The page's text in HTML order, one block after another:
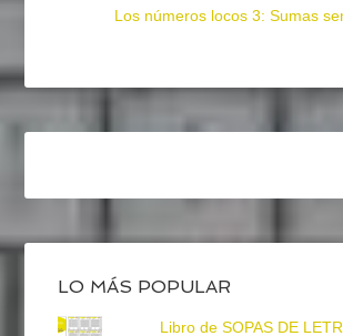
Los números locos 3: Sumas
LO MÁS POPULAR
Libro de SOPAS DE